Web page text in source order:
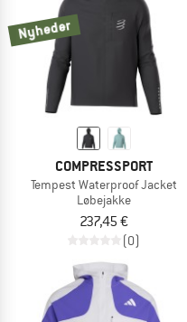
Nyheder
COMPRESSPORT
Tempest Waterproof Jacket
Løbejakke
237,45 €
(0)